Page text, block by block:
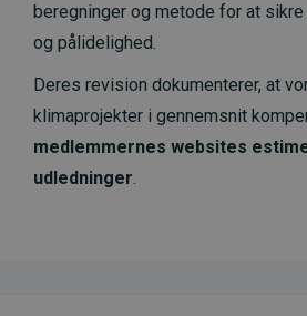
beregninger og metode for at
og pålidelighed.
Deres revision dokumenterer, at
klimaprojekter i gennemsnit
medlemmernes websites
udledninger.